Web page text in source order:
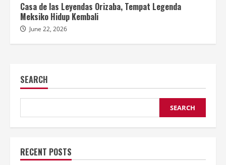
Casa de las Leyendas Orizaba, Tempat Legenda
Meksiko Hidup Kembali
June 22, 2026
SEARCH
SEARCH
RECENT POSTS